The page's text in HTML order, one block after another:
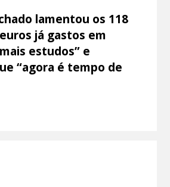
lamentou os 118
já gastos em
estudos” e
“agora é tempo de